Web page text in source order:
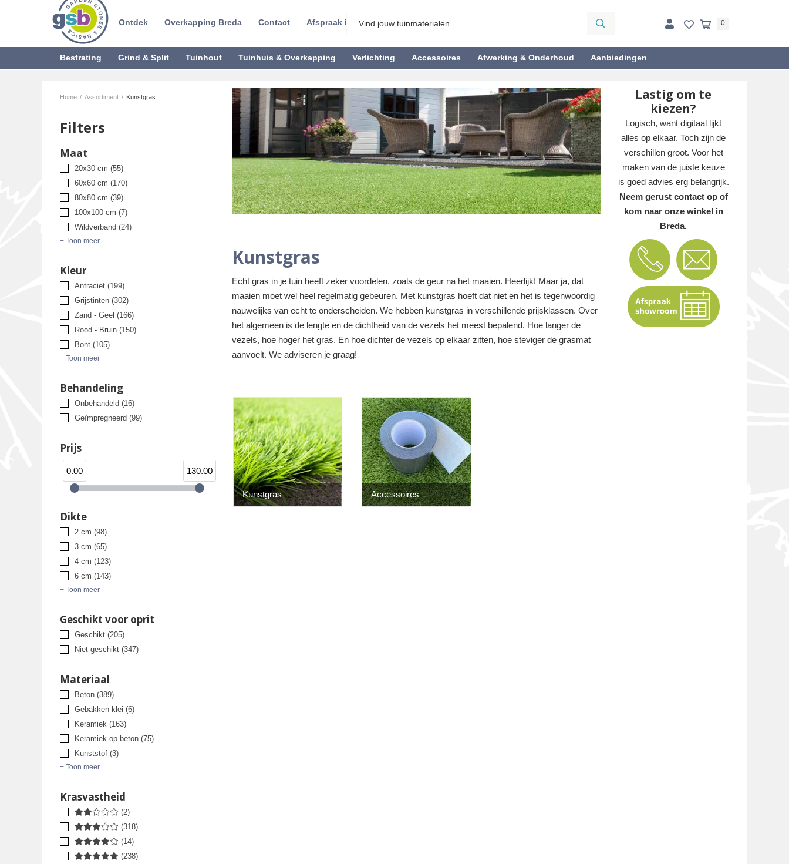
Ontdek Overkapping Breda Contact Afspraak inplannen 0
Bestrating Grind & Split Tuinhout Tuinhuis & Overkapping Verlichting Accessoires Afwerking & Onderhoud Aanbiedingen
Home / Assortiment / Kunstgras
Filters
Maat
20x30 cm (55)
60x60 cm (170)
80x80 cm (39)
100x100 cm (7)
Wildverband (24)
+ Toon meer
Kleur
Antraciet (199)
Grijstinten (302)
Zand - Geel (166)
Rood - Bruin (150)
Bont (105)
+ Toon meer
Behandeling
Onbehandeld (16)
Geïmpregneerd (99)
Prijs
0.00 130.00
Dikte
2 cm (98)
3 cm (65)
4 cm (123)
6 cm (143)
+ Toon meer
Geschikt voor oprit
Geschikt (205)
Niet geschikt (347)
Materiaal
Beton (389)
Gebakken klei (6)
Keramiek (163)
Keramiek op beton (75)
Kunststof (3)
+ Toon meer
Krasvastheid
(2)
(318)
(14)
(238)
Kunstgras
Echt gras in je tuin heeft zeker voordelen, zoals de geur na het maaien. Heerlijk! Maar ja, dat
maaien moet wel heel regelmatig gebeuren. Met kunstgras hoeft dat niet en het is tegenwoordig
nauwelijks van echt te onderscheiden. We hebben kunstgras in verschillende prijsklassen. Over
het algemeen is de lengte en de dichtheid van de vezels het meest bepalend. Hoe langer de
vezels, hoe hoger het gras. En hoe dichter de vezels op elkaar zitten, hoe steviger de grasmat
aanvoelt. We adviseren je graag!
Lastig om te
kiezen?
Logisch, want digitaal lijkt
alles op elkaar. Toch zijn de
verschillen groot. Voor het
maken van de juiste keuze
is goed advies erg belangrijk.
Neem gerust contact op of
kom naar onze winkel in
Breda.
Kunstgras Accessoires